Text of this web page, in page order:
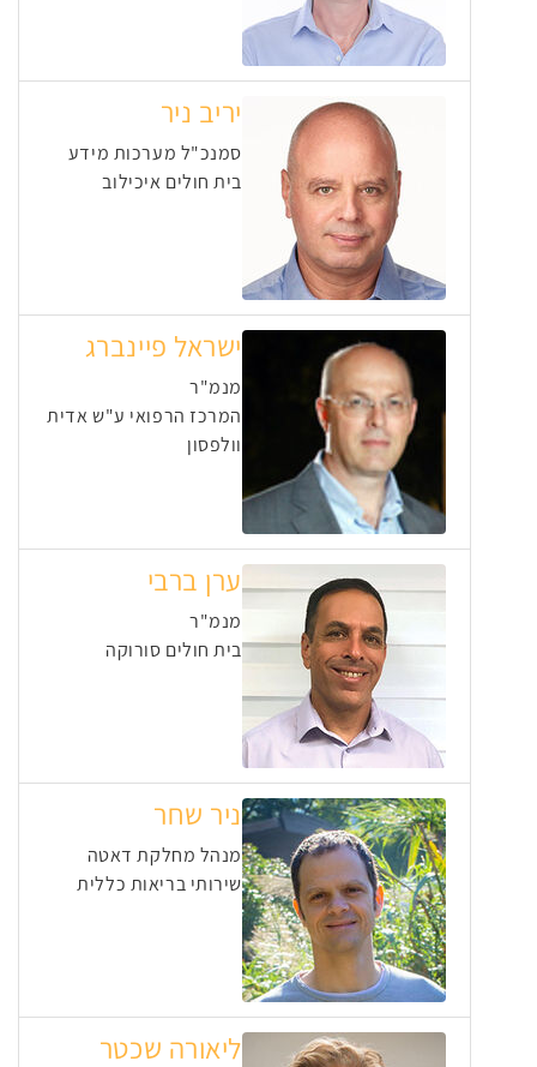
יריב ניר
סמנכ"ל מערכות מידע
בית חולים איכילוב
ישראל פיינברג
מנמ"ר
המרכז הרפואי ע"ש אדית
וולפסון
ערן ברבי
מנמ"ר
בית חולים סורוקה
ניר שחר
מנהל מחלקת דאטה
שירותי בריאות כללית
ליאורה שכטר